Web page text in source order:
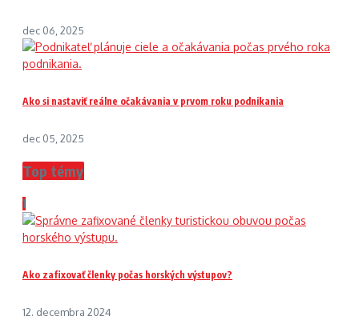
dec 06, 2025
Ako si nastaviť reálne očakávania v prvom roku podnikania
dec 05, 2025
Top témy
1
Ako zafixovať členky počas horských výstupov?
12. decembra 2024